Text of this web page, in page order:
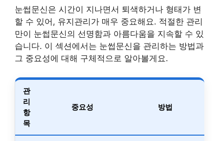
눈썹문신은 시간이 지나면서 퇴색하거나 형태가 변
할 수 있어, 유지관리가 매우 중요해요. 적절한 관리
만이 눈썹문신의 선명함과 아름다움을 지속할 수 있
습니다. 이 섹션에서는 눈썹문신을 관리하는 방법과
그 중요성에 대해 구체적으로 알아볼게요.
관
리
항
목
중요성 방법